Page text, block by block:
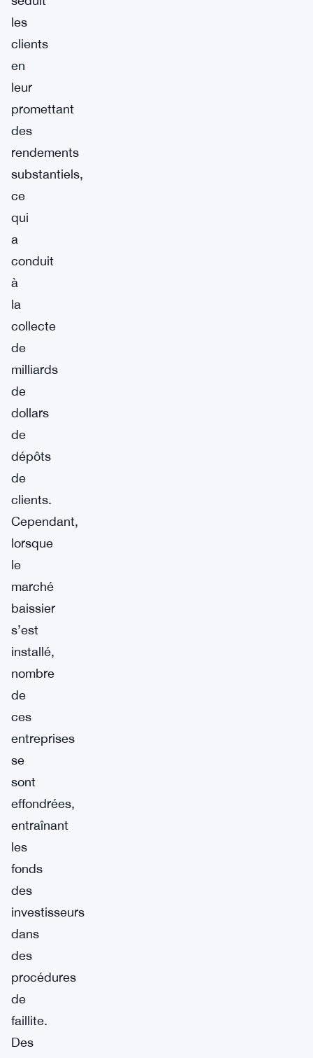
les
clients
en
leur
promettant
des
rendements
substantiels,
ce
qui
a
conduit
à
la
collecte
de
milliards
de
dollars
de
dépôts
de
clients.
Cependant,
lorsque
le
marché
baissier
s’est
installé,
nombre
de
ces
entreprises
se
sont
effondrées,
entraînant
les
fonds
des
investisseurs
dans
des
procédures
de
faillite.
Des